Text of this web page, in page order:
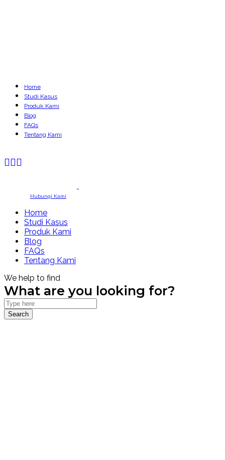
Home
Studi Kasus
Produk Kami
Blog
FAQs
Tentang Kami
Hubungi Kami
Home
Studi Kasus
Produk Kami
Blog
FAQs
Tentang Kami
We help to find
What are you looking for?
Search